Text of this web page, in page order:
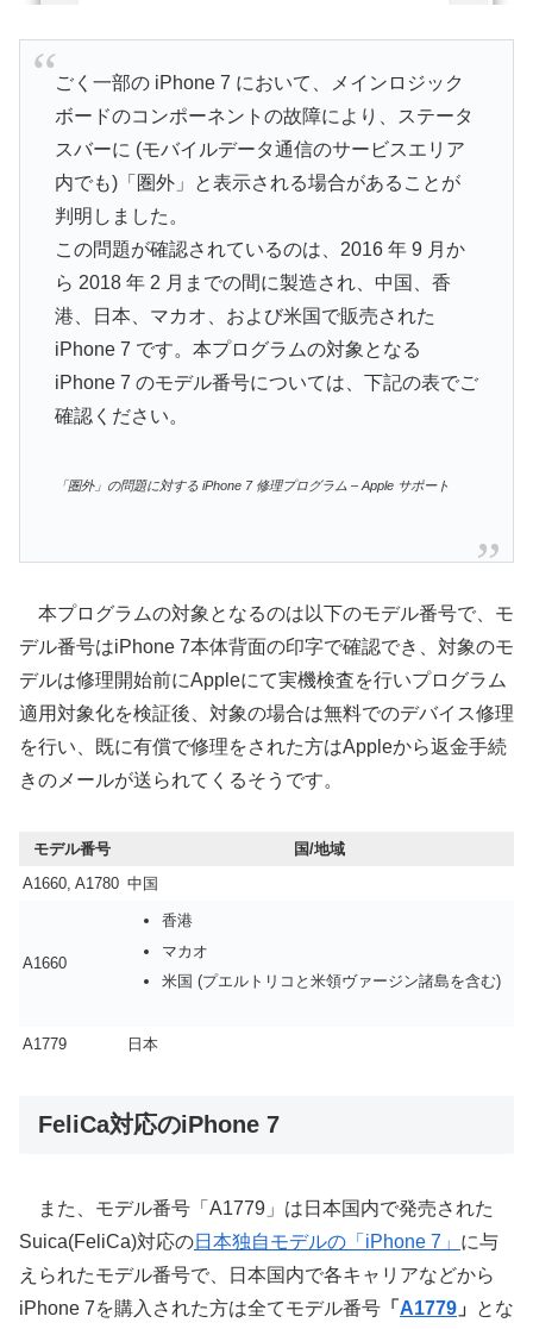
ごく一部の iPhone 7 において、メインロジック
ボードのコンポーネントの故障により、ステータ
スバーに (モバイルデータ通信のサービスエリア
内でも)「圏外」と表示される場合があることが
判明しました。
この問題が確認されているのは、2016 年 9 月か
ら 2018 年 2 月までの間に製造され、中国、香
港、日本、マカオ、および米国で販売された
iPhone 7 です。本プログラムの対象となる
iPhone 7 のモデル番号については、下記の表でご
確認ください。
「圏外」の問題に対する iPhone 7 修理プログラム – Apple サポート
本プログラムの対象となるのは以下のモデル番号で、モ
デル番号はiPhone 7本体背面の印字で確認でき、対象のモ
デルは修理開始前にAppleにて実機検査を行いプログラム
適用対象化を検証後、対象の場合は無料でのデバイス修理
を行い、既に有償で修理をされた方はAppleから返金手続
きのメールが送られてくるそうです。
モデル番号
国/地域
A1660, A1780 中国
A1660
香港
マカオ
米国 (プエルトリコと米領ヴァージン諸島を含む)
A1779 日本
FeliCa対応のiPhone 7
また、モデル番号「A1779」は日本国内で発売された
Suica(FeliCa)対応の日本独自モデルの「iPhone 7」 に与
えられたモデル番号で、日本国内で各キャリアなどから
iPhone 7を購入された方は全てモデル番号 「 A1779 」
とな